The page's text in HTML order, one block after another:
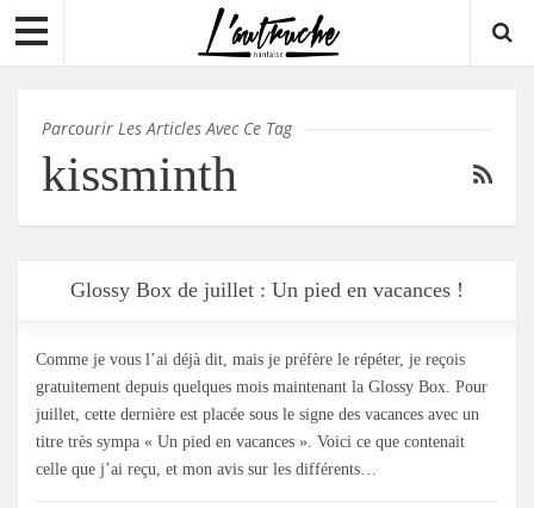
Parcourir Les Articles Avec Ce Tag
kissminth
Glossy Box de juillet : Un pied en vacances !
Comme je vous l’ai déjà dit, mais je préfère le répéter, je reçois
gratuitement depuis quelques mois maintenant la Glossy Box. Pour
juillet, cette dernière est placée sous le signe des vacances avec un
titre très sympa « Un pied en vacances ». Voici ce que contenait
celle que j’ai reçu, et mon avis sur les différents…